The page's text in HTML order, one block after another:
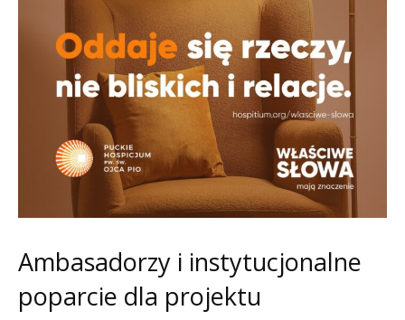
Ambasadorzy i instytucjonalne
poparcie dla projektu